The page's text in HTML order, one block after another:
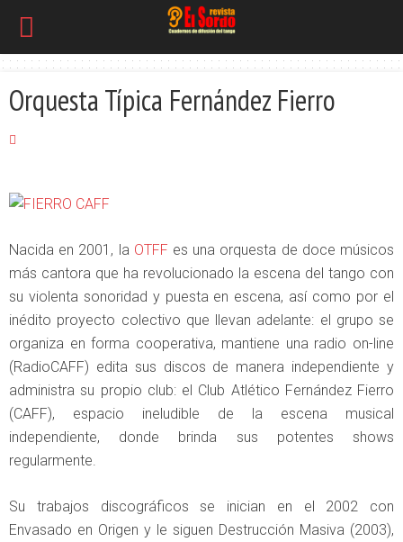
Orquesta Típica Fernández Fierro
Nacida en 2001, la OTFF es una orquesta de doce músicos
más cantora que ha revolucionado la escena del tango con
su violenta sonoridad y puesta en escena, así como por el
inédito proyecto colectivo que llevan adelante: el grupo se
organiza en forma cooperativa, mantiene una radio on-line
(RadioCAFF) edita sus discos de manera independiente y
administra su propio club: el Club Atlético Fernández Fierro
(CAFF), espacio ineludible de la escena musical
independiente, donde brinda sus potentes shows
regularmente.
Su trabajos discográficos se inician en el 2002 con
Envasado en Origen y le siguen Destrucción Masiva (2003),